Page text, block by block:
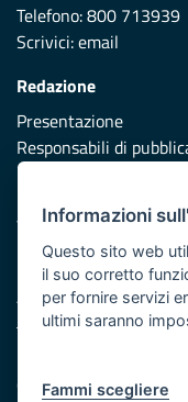
Telefono: 800 713939
Scrivici:email
Redazione
Presentazione
Responsabili di
Vai al sito di
Iniziativa finanziata
Asse XI
Cookie e privacy
Informazioni
Questo sito web
il suo corretto
per fornire servizi
ultimi saranno
Fammi scegliere